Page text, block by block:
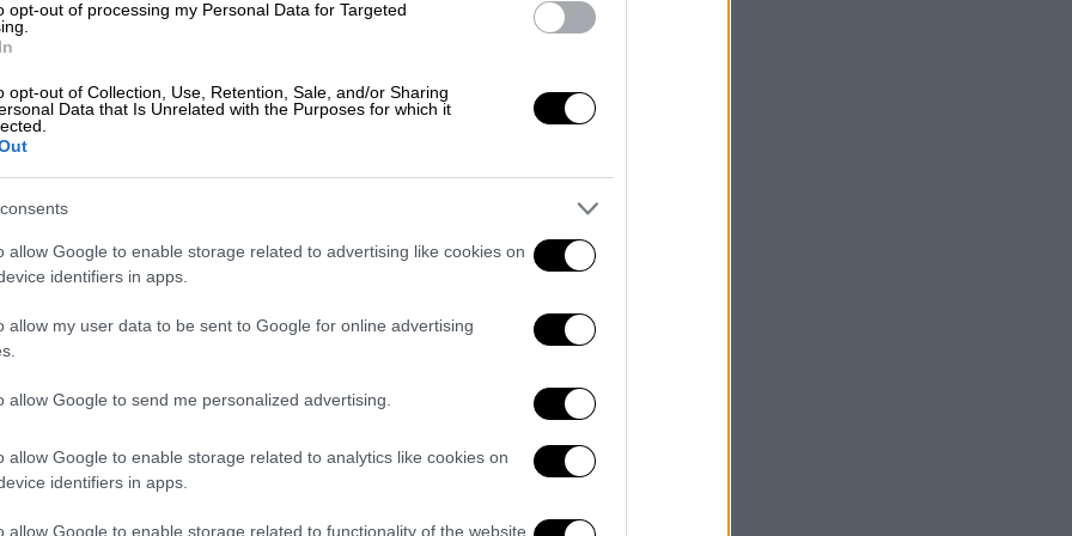
opt-out of processing my Personal Data for Targeted
opt-out of Collection, Use, Retention, Sale, and/or Sharing
Data that Is Unrelated with the Purposes for which it
allow Google to enable storage related to advertising like cookies on
identifiers in apps.
allow my user data to be sent to Google for online advertising
allow Google to send me personalized advertising.
allow Google to enable storage related to analytics like cookies on
identifiers in apps.
allow Google to enable storage related to functionality of the website
κάποιοι...
Ο ΣΚΑΪ έχει έτοιμη την… απάντηση
στην «Ιθάκη» του Αλέξη Τσίπρα
Ενώ το βιβλίο του Αλέξη Τσίπρα
κυκλοφορεί, το κανάλι του Φαλήρου
σηκώνει το γάντι με ένα ντοκιμαντέρ
που επαναφέρει το κλίμα του 2015
γελιόμαστε– δεν έκλεισαν ποτέ.
Πολιτική|23.11.2025 11:20